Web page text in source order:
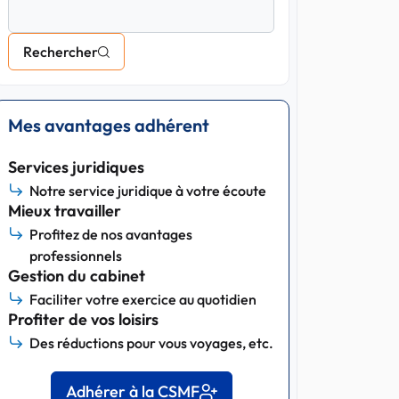
Rechercher
Mes avantages adhérent
Services juridiques
Notre service juridique à votre écoute
Mieux travailler
Profitez de nos avantages
professionnels
Gestion du cabinet
Faciliter votre exercice au quotidien
Profiter de vos loisirs
Des réductions pour vous voyages, etc.
Adhérer à la CSMF